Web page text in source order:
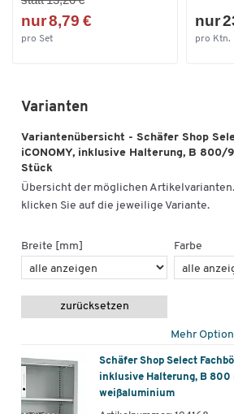
nur 8,79 €
pro Set
nur
pro Ktn.
Varianten
Variantenübersicht - Schäfer Shop
iCONOMY, inklusive Halterung, B 800/
Stück
Übersicht der möglichen
klicken Sie auf die jeweilige Variante.
Breite [mm] Farbe
zurücksetzen
Mehr
Schäfer Shop Select
inklusive Halterung, B 800
weißaluminium